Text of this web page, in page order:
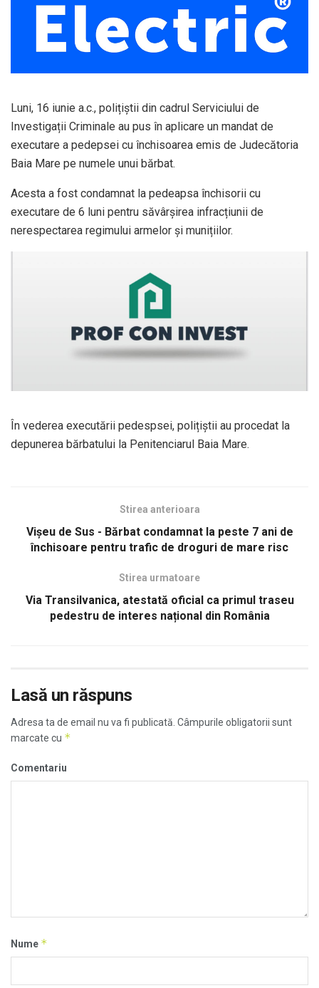
Luni, 16 iunie a.c., polițiștii din cadrul Serviciului de
Investigații Criminale au pus în aplicare un mandat de
executare a pedepsei cu închisoarea emis de Judecătoria
Baia Mare pe numele unui bărbat.
Acesta a fost condamnat la pedeapsa închisorii cu
executare de 6 luni pentru săvârșirea infracțiunii de
nerespectarea regimului armelor și munițiilor.
În vederea executării pedespsei, polițiștii au procedat la
depunerea bărbatului la Penitenciarul Baia Mare.
Stirea anterioara
Vișeu de Sus - Bărbat condamnat la peste 7 ani de
închisoare pentru trafic de droguri de mare risc
Stirea urmatoare
Via Transilvanica, atestată oficial ca primul traseu
pedestru de interes național din România
Lasă un răspuns
Adresa ta de email nu va fi publicată. Câmpurile obligatorii sunt
marcate cu *
Comentariu
Nume *